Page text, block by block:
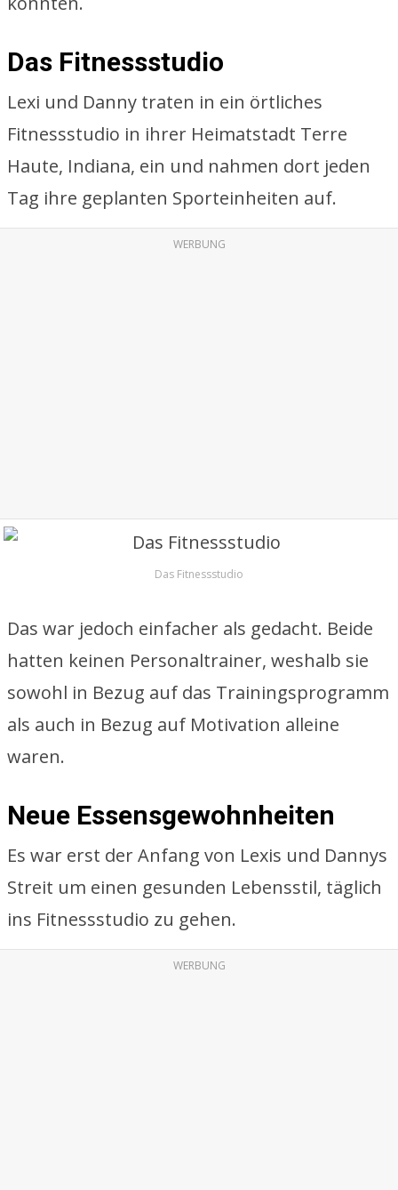
Das Fitnessstudio
Lexi und Danny traten in ein örtliches
Fitnessstudio in ihrer Heimatstadt Terre
Haute, Indiana, ein und nahmen dort jeden
Tag ihre geplanten Sporteinheiten auf.
WERBUNG
Das Fitnessstudio
Das war jedoch einfacher als gedacht. Beide
hatten keinen Personaltrainer, weshalb sie
sowohl in Bezug auf das Trainingsprogramm
als auch in Bezug auf Motivation alleine
waren.
Neue Essensgewohnheiten
Es war erst der Anfang von Lexis und Dannys
Streit um einen gesunden Lebensstil, täglich
ins Fitnessstudio zu gehen.
WERBUNG